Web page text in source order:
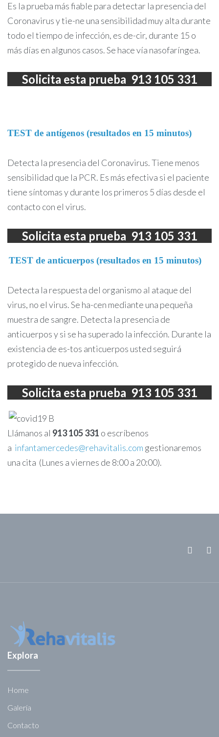
Es la prueba más fiable para detectar la presencia del
Coronavirus y tie-ne una sensibilidad muy alta durante
todo el tiempo de infección, es de-cir, durante 15 o
más días en algunos casos. Se hace vía nasofaríngea.
Solicita esta prueba 913 105 331
TEST de antígenos (resultados en 15 minutos)
Detecta la presencia del Coronavirus. Tiene menos
sensibilidad que la PCR. Es más efectiva si el paciente
tiene síntomas y durante los primeros 5 días desde el
contacto con el virus.
Solicita esta prueba 913 105 331
TEST de anticuerpos (resultados en 15 minutos)
Detecta la respuesta del organismo al ataque del
virus, no el virus. Se ha-cen mediante una pequeña
muestra de sangre. Detecta la presencia de
anticuerpos y si se ha superado la infección. Durante la
existencia de es-tos anticuerpos usted seguirá
protegido de nueva infección.
Solicita esta prueba 913 105 331
Llámanos al 913 105 331 o escríbenos
a infantamercedes@rehavitalis.com gestionaremos
una cita (Lunes a viernes de 8:00 a 20:00).
Explora
Home
Galería
Contacto